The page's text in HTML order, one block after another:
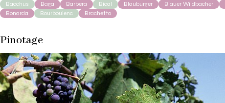
Bacchus Baga Barbera Bical Blauburger Blauer Wildbacher
Bonarda
Bourboulenc Brachetto
Pinotage